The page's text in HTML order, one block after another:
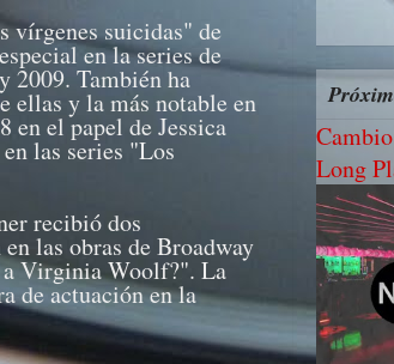
vírgenes suicidas" de
en la series de
También ha
ellas y la más notable en
en el papel de Jessica
las series "Los
recibió dos
las obras de Broadway
a Virginia Woolf?". La
de actuación en la
Long